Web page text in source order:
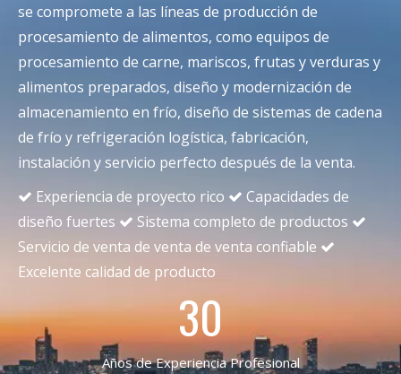
se compromete a las líneas de producción de
procesamiento de alimentos, como equipos de
procesamiento de carne, mariscos, frutas y verduras y
alimentos preparados, diseño y modernización de
almacenamiento en frío, diseño de sistemas de cadena
de frío y refrigeración logística, fabricación,
instalación y servicio perfecto después de la venta.
 Experiencia de proyecto rico  Capacidades de
diseño fuertes  Sistema completo de productos 
Servicio de venta de venta de venta confiable 
Excelente calidad de producto
30
Años de Experiencia Profesional